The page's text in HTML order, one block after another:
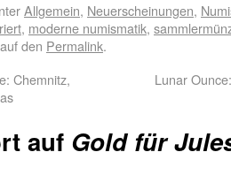
Allgemein, Neuerscheinungen,
, moderne numismatik,
den Permalink.
Chemnitz,
Lunar
auf Gold für